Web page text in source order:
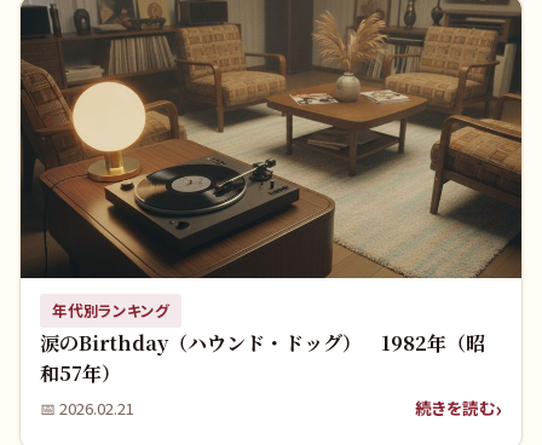
年代別ランキング
涙のBirthday（ハウンド・ドッグ） 1982年（昭
和57年）
📅 2026.02.21 続きを読む